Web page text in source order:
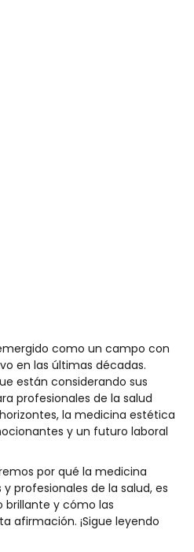
como un campo con
en las últimas décadas.
están considerando sus
profesionales de la salud
la medicina estética
y un futuro laboral
por qué la medicina
profesionales de la salud, es
y cómo las
afirmación.¡Sigue leyendo